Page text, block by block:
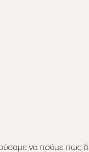
να πούμε πως